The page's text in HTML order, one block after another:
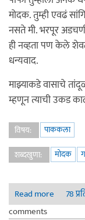
मोदक. तुम्ही एवढं
नसते मी. भरपूर
ही नव्हता पण केले
धन्यवाद.
माझ्याकडे वासाचे
म्हणून त्याची उकड
विषय:
पाककला
शब्दखुणा:
मोदक
Read more 78
comments